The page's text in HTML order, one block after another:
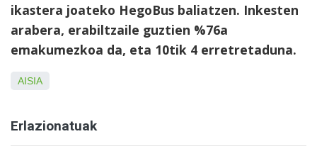
ikastera joateko HegoBus baliatzen. Inkesten
arabera, erabiltzaile guztien %76a
emakumezkoa da, eta 10tik 4 erretretaduna.
AISIA
Erlazionatuak